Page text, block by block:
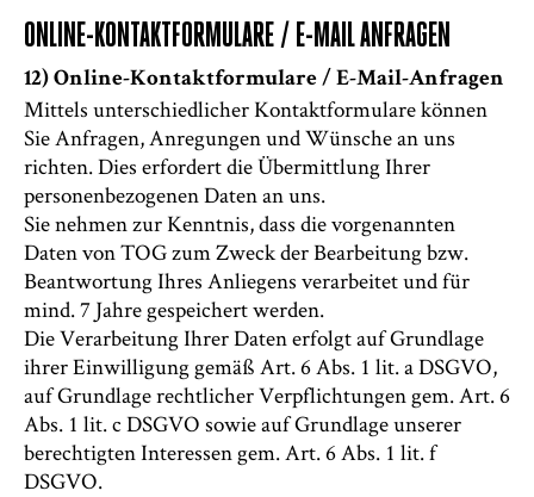
ONLINE-KONTAKTFORMULARE / E-MAIL ANFRAGEN
12) Online-Kontaktformulare / E-Mail-Anfragen
Mittels unterschiedlicher Kontaktformulare können
Sie Anfragen, Anregungen und Wünsche an uns
richten. Dies erfordert die Übermittlung Ihrer
personenbezogenen Daten an uns.
Sie nehmen zur Kenntnis, dass die vorgenannten
Daten von TOG zum Zweck der Bearbeitung bzw.
Beantwortung Ihres Anliegens verarbeitet und für
mind. 7 Jahre gespeichert werden.
Die Verarbeitung Ihrer Daten erfolgt auf Grundlage
ihrer Einwilligung gemäß Art. 6 Abs. 1 lit. a DSGVO,
auf Grundlage rechtlicher Verpflichtungen gem. Art. 6
Abs. 1 lit. c DSGVO sowie auf Grundlage unserer
berechtigten Interessen gem. Art. 6 Abs. 1 lit. f
DSGVO.